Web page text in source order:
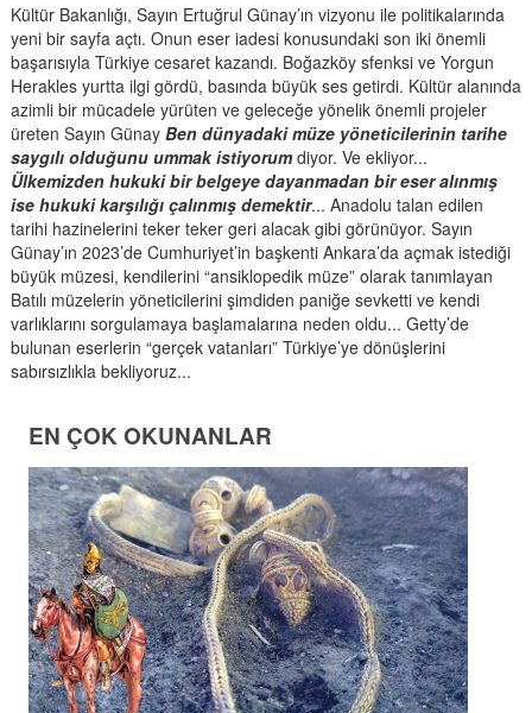
Kültür Bakanlığı, Sayın Ertuğrul Günay’ın vizyonu ile politikalarında
yeni bir sayfa açtı. Onun eser iadesi konusundaki son iki önemli
başarısıyla Türkiye cesaret kazandı. Boğazköy sfenksi ve Yorgun
Herakles yurtta ilgi gördü, basında büyük ses getirdi. Kültür alanında
azimli bir mücadele yürüten ve geleceğe yönelik önemli projeler
üreten Sayın Günay Ben dünyadaki müze yöneticilerinin tarihe
saygılı olduğunu ummak istiyorumdiyor. Ve ekliyor...
Ülkemizden hukuki bir belgeye dayanmadan bir eser alınmış
ise hukuki karşılığı çalınmış demektir... Anadolu talan edilen
tarihi hazinelerini teker teker geri alacak gibi görünüyor. Sayın
Günay’ın 2023’de Cumhuriyet’in başkenti Ankara’da açmak istediği
büyük müzesi, kendilerini “ansiklopedik müze” olarak tanımlayan
Batılı müzelerin yöneticilerini şimdiden paniğe sevketti ve kendi
varlıklarını sorgulamaya başlamalarına neden oldu... Getty’de
bulunan eserlerin “gerçek vatanları” Türkiye’ye dönüşlerini
sabırsızlıkla bekliyoruz...
EN ÇOK OKUNANLAR